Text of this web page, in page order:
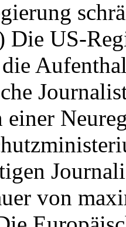
Die US-
einer
von